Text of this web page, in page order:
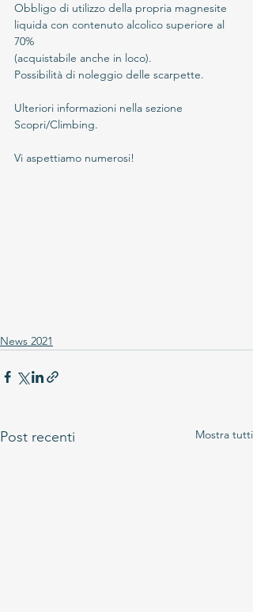
Obbligo di utilizzo della propria magnesite
liquida con contenuto alcolico superiore al
70%
(acquistabile anche in loco).
Possibilità di noleggio delle scarpette.
Ulteriori informazioni nella sezione
Scopri/Climbing.
Vi aspettiamo numerosi!
News 2021
Post recenti Mostra tutti